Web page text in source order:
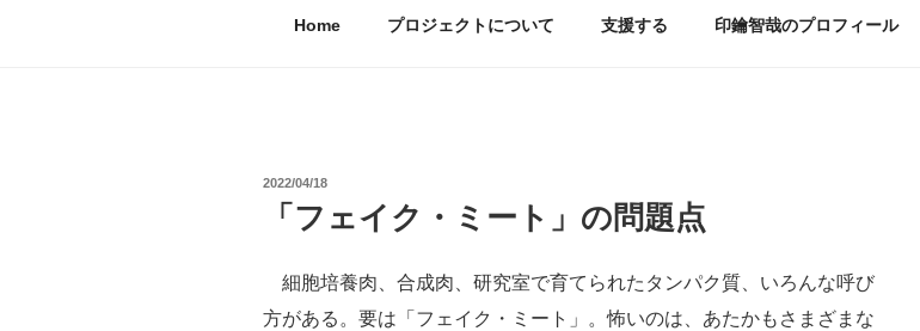
Home プロジェクトについて 支援する 印鑰智哉のプロフィール
投
2022/04/18
「フェイク・ミート」の問題点
細胞培養肉、合成肉、研究室で育てられたタンパク質、いろんな呼び
方がある。要は「フェイク・ミート」。怖いのは、あたかもさまざまな